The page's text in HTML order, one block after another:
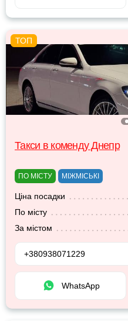
Такси в коменду Днепр
ПО МІСТУ МІЖМІСЬКІ
Ціна посадки
По місту
За містом
+380938071229
WhatsApp